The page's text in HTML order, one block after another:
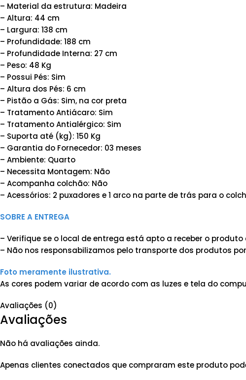
– Material da estrutura: Madeira
– Altura: 44 cm
– Largura: 138 cm
– Profundidade: 188 cm
– Profundidade Interna: 27 cm
– Peso: 48 Kg
– Possui Pés: Sim
– Altura dos Pés: 6 cm
– Pistão a Gás: Sim, na cor preta
– Tratamento Antiácaro: Sim
– Tratamento Antialérgico: Sim
– Suporta até (kg): 150 Kg
– Garantia do Fornecedor: 03 meses
– Ambiente: Quarto
– Necessita Montagem: Não
– Acompanha colchão: Não
– Acessórios: 2 puxadores e 1 arco na parte de trás para o
SOBRE A ENTREGA
– Verifique se o local de entrega está apto a receber o
– Não nos responsabilizamos pelo transporte dos produtos
Foto meramente ilustrativa.
As cores podem variar de acordo com as luzes e tela do
Avaliações (0)
Avaliações
Não há avaliações ainda.
Apenas clientes conectados que compraram este produto